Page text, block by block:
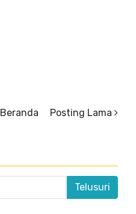
Posting Lama
Beranda